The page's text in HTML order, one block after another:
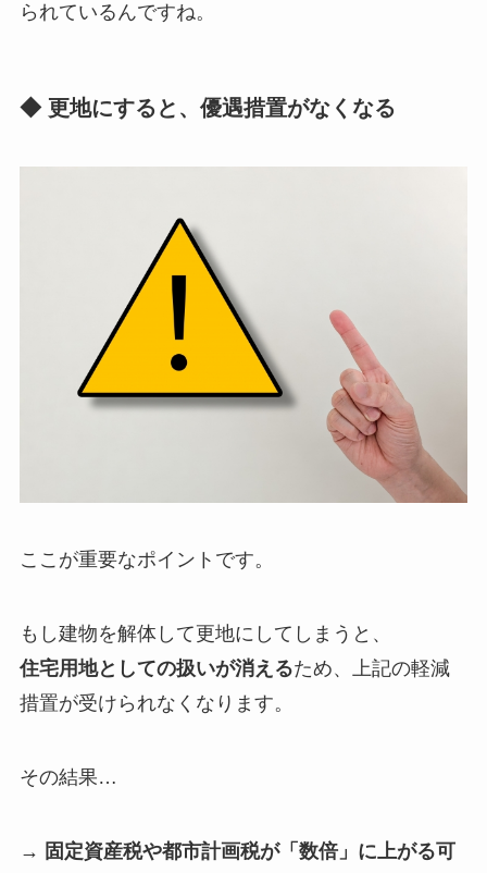
られているんですね。
◆ 更地にすると、優遇措置がなくなる
ここが重要なポイントです。
もし建物を解体して更地にしてしまうと、
住宅用地としての扱いが消えるため、上記の軽減
措置が受けられなくなります。
その結果…
→ 固定資産税や都市計画税が「数倍」に上がる可